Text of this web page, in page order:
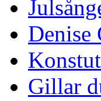
Denise
Gillar